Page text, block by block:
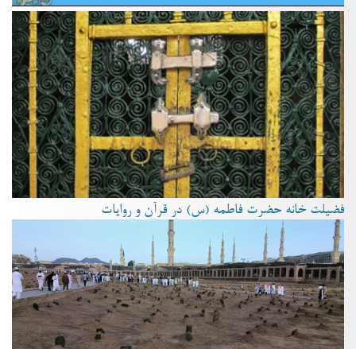
فضیلت خانه حضرت فاطمه (س) در قرآن و روایات